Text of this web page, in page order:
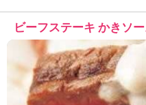
ビーフステーキ かきソ